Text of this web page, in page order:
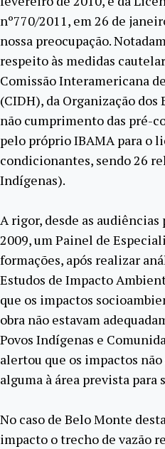
nº770/2011, em 26 de
nossa preocupação.
respeito às medidas
Comissão Interamericana
(CIDH), da Organização dos
não cumprimento das pré-
pelo próprio IBAMA para o
condicionantes, sendo 26
Indígenas).
A rigor, desde as
2009, um Painel de
formações, após realizar
Estudos de Impacto
que os impactos
obra não estavam
Povos Indígenas e
alertou que os impactos
alguma à área prevista para
No caso de Belo Monte
impacto o trecho de vazão